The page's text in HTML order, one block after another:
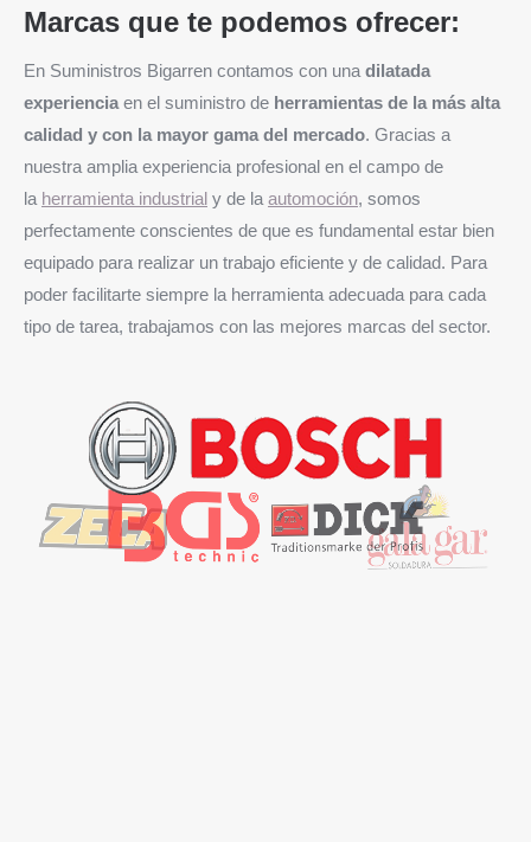
Marcas que te podemos ofrecer:
En Suministros Bigarren contamos con una dilatada
experiencia en el suministro de herramientas de la más alta
calidad y con la mayor gama del mercado. Gracias a
nuestra amplia experiencia profesional en el campo de
la herramienta industrial y de la automoción, somos
perfectamente conscientes de que es fundamental estar bien
equipado para realizar un trabajo eficiente y de calidad. Para
poder facilitarte siempre la herramienta adecuada para cada
tipo de tarea, trabajamos con las mejores marcas del sector.